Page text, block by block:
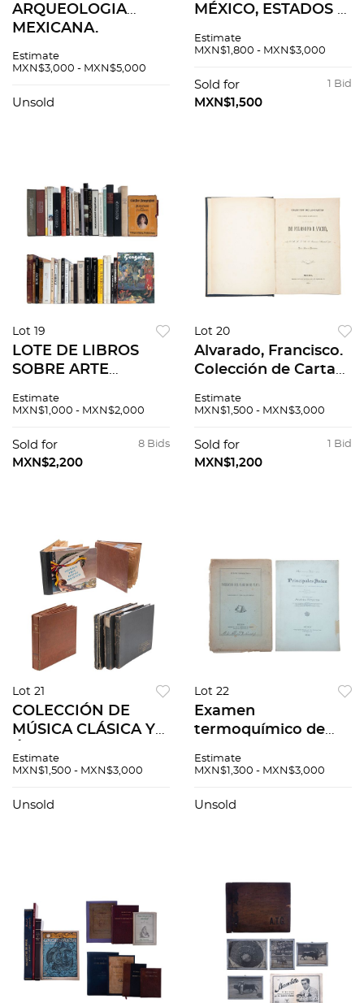
ARQUEOLOGIA
MEXICANA.
números.
rústica Piezas: 99
Estimate
MXN$3,000 - MXN$5,000
Unsold
MÉXICO, ESTADOS Y
NATURALES Y
Estimate
MXN$1,800 - MXN$3,000
1 Bid
Sold for
MXN$1,500
Lot 19
LOTE DE LIBROS
SOBRE ARTE
DIFERENTES
Estimate
MXN$1,000 - MXN$2,000
8 Bids
Sold for
MXN$2,200
Lot 20
Alvarado, Francisco.
Colección de Cartas
Eclesiásticos que
Filósofo Rancio
escribio. México, 1851
Estimate
MXN$1,500 - MXN$3,000
1 Bid
Sold for
MXN$1,200
Lot 21
COLECCIÓN DE
MÚSICA CLÁSICA Y
Masters Voice RCA
Grandiosas Obras
Estimate
MXN$1,500 - MXN$3,000
Unsold
Lot 22
Examen
termoquímico de
relativas a la
Cloruro de Plata /
Estimate
MXN$1,300 - MXN$3,000
Unsold